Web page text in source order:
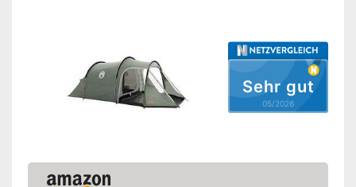
Sehr gut
05/2026